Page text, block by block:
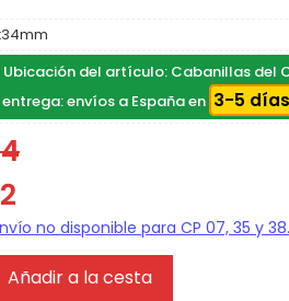
Ubicación del artículo: Cabanillas del
envíos a España en 3-5
Añadir a la cesta